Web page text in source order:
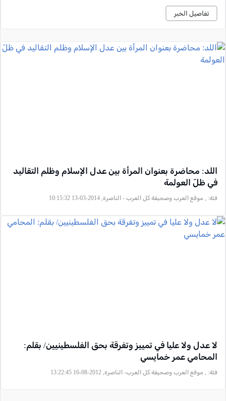
تفاصيل الخبر
اللد: محاضرة بعنوان المرأة بين عدل الإسلام وظلم التقاليد
في ظلّ العولمة
فئة: , موقع العرب وصحيفة كل العرب - الناصرة, 2014-03-13 10:15:32
لا عدل ولا عليا في تمييز وتفرقة بحق الفلسطينيين/ بقلم:
المحامي عمر خمايسي
فئة: , موقع العرب وصحيفة كل العرب- الناصرة, 2012-08-16 13:22:45